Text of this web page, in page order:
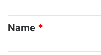
t
*
Name *